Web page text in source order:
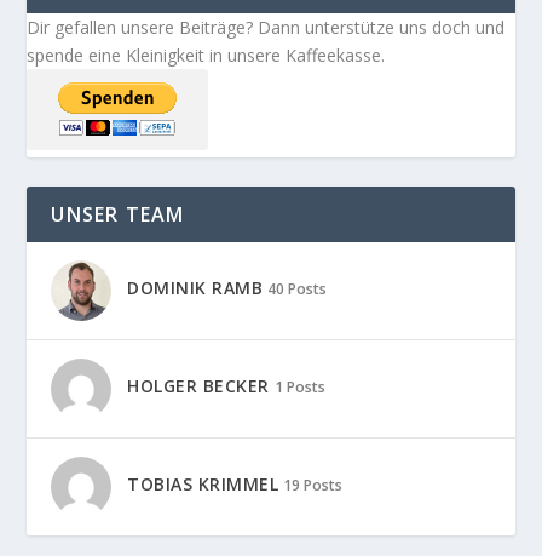
Dir gefallen unsere Beiträge? Dann unterstütze uns doch und
spende eine Kleinigkeit in unsere Kaffeekasse.
UNSER TEAM
DOMINIK RAMB 40 Posts
HOLGER BECKER 1 Posts
TOBIAS KRIMMEL 19 Posts